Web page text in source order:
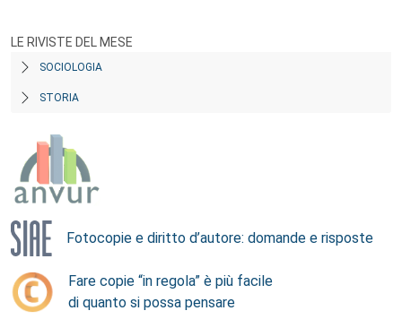
LE RIVISTE DEL MESE
SOCIOLOGIA
STORIA
Fotocopie e diritto d’autore: domande e risposte
Fare copie “in regola” è più facile
di quanto si possa pensare